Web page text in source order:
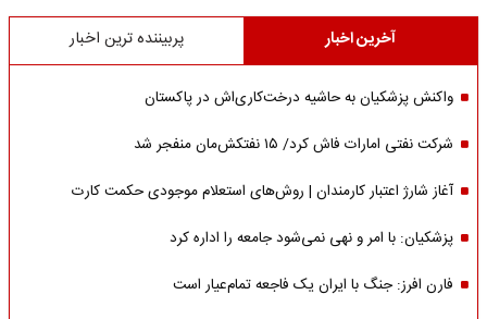
آخرین اخبار پربیننده ترین اخبار
واکنش پزشکیان به حاشیه درخت‌کاری‌اش در پاکستان
شرکت نفتی امارات فاش کرد/ ۱۵ نفتکش‌مان منفجر شد
آغاز شارژ اعتبار کارمندان | روش‌های استعلام موجودی حکمت کارت
پزشکیان: با امر و نهی نمی‌شود جامعه را اداره کرد
فارن افرز: جنگ با ایران یک فاجعه تمام‌عیار است